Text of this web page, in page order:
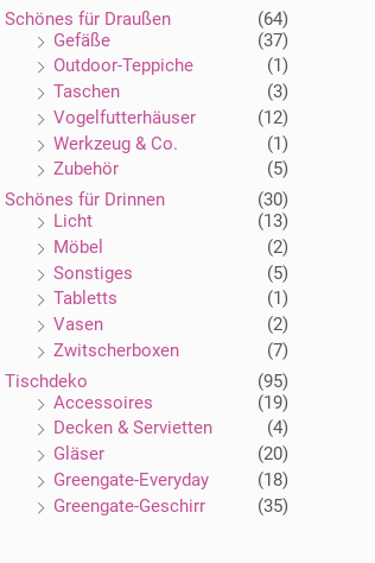
Schönes für Draußen
(64)
Gefäße
(37)
Outdoor-Teppiche
(1)
Taschen
(3)
Vogelfutterhäuser
(12)
Werkzeug & Co.
(1)
Zubehör
(5)
Schönes für Drinnen
(30)
Licht
(13)
Möbel
(2)
Sonstiges
(5)
Tabletts
(1)
Vasen
(2)
Zwitscherboxen
(7)
Tischdeko
(95)
Accessoires
(19)
Decken & Servietten
(4)
Gläser
(20)
Greengate-Everyday
(18)
Greengate-Geschirr
(35)